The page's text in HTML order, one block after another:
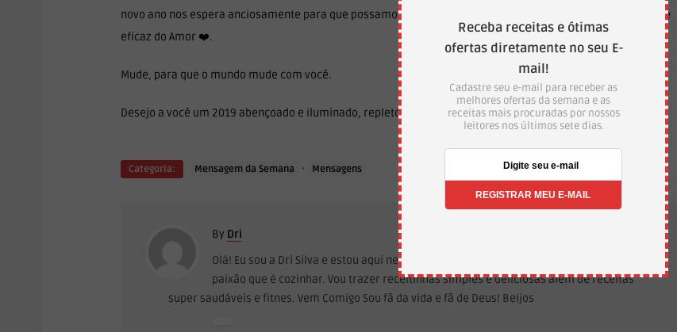
novo ano nos espera anciosamente para que possamos triunfar e contribuir para a implantação constante e
eficaz do Amor ❤️.
Mude, para que o mundo mude com você.
Desejo a você um 2019 abençoado e iluminado, repleto de saúde, paz, felicidade e muito amor?
Categoria: Mensagem da Semana · Mensagens
By Dri
Olá! Eu sou a Dri Silva e estou aqui neste blog para compartilhar com vocês minha
paixão que é cozinhar. Vou trazer receitinhas simples e deliciosas além de receitas
super saudáveis e fitnes. Vem Comigo Sou fã da vida e fã de Deus! Beijos
Receba receitas e ótimas
ofertas diretamente no seu E-
mail!
Cadastre seu e-mail para receber as
melhores ofertas da semana e as
receitas mais procuradas por nossos
leitores nos últimos sete dias.